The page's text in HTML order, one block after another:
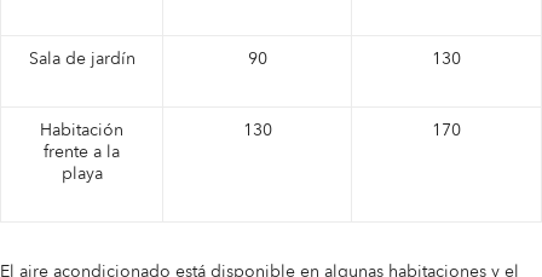
Sala de jardín 90 130
Habitación
frente a la
playa
130 170
El aire acondicionado está disponible en algunas habitaciones y el